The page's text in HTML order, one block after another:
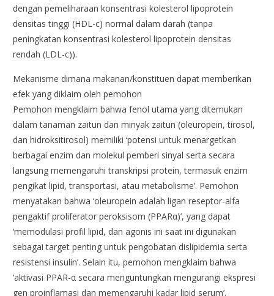
dengan pemeliharaan konsentrasi kolesterol lipoprotein
densitas tinggi (HDL-c) normal dalam darah (tanpa
peningkatan konsentrasi kolesterol lipoprotein densitas
rendah (LDL-c)).
Mekanisme dimana makanan/konstituen dapat memberikan
efek yang diklaim oleh pemohon
Pemohon mengklaim bahwa fenol utama yang ditemukan
dalam tanaman zaitun dan minyak zaitun (oleuropein, tirosol,
dan hidroksitirosol) memiliki ‘potensi untuk menargetkan
berbagai enzim dan molekul pemberi sinyal serta secara
langsung memengaruhi transkripsi protein, termasuk enzim
pengikat lipid, transportasi, atau metabolisme’. Pemohon
menyatakan bahwa ‘oleuropein adalah ligan reseptor-alfa
pengaktif proliferator peroksisom (PPARα)’, yang dapat
‘memodulasi profil lipid, dan agonis ini saat ini digunakan
sebagai target penting untuk pengobatan dislipidemia serta
resistensi insulin’. Selain itu, pemohon mengklaim bahwa
‘aktivasi PPAR-α secara menguntungkan mengurangi ekspresi
gen proinflamasi dan memengaruhi kadar lipid serum’.